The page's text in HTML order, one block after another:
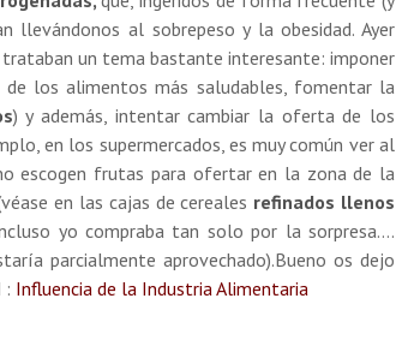
llevándonos al sobrepeso y la obesidad. Ayer
un tema bastante interesante: imponer
los alimentos más saludables, fomentar la
) y además, intentar cambiar la oferta de los
en los supermercados, es muy común ver al
escogen frutas para ofertar en la zona de la
en las cajas de cereales refinados llenos
yo compraba tan solo por la sorpresa….
parcialmente aprovechado).Bueno os dejo
: Influencia de la Industria Alimentaria